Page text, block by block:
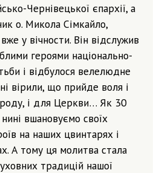
Чернівецької єпархії, а
о. Микола Сімкайло,
у вічности. Він відслужив
героями національно-
і відбулося велелюдне
вірили, що прийде воля і
і для Церкви… Як 30
вшановуємо своїх
на наших цвинтарях і
А тому ця молитва стала
традицій нашої